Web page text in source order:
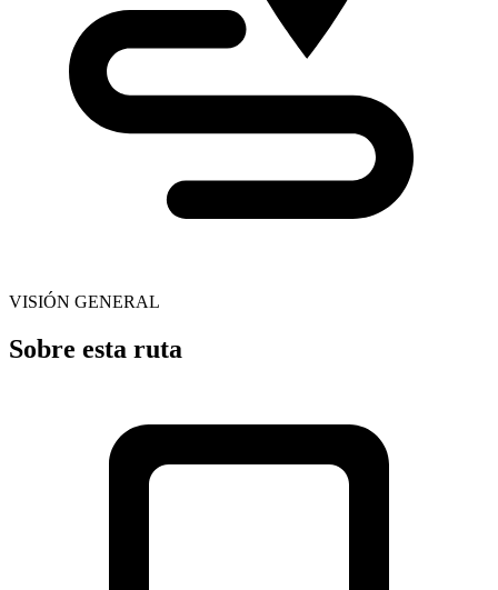
VISIÓN GENERAL
Sobre esta ruta